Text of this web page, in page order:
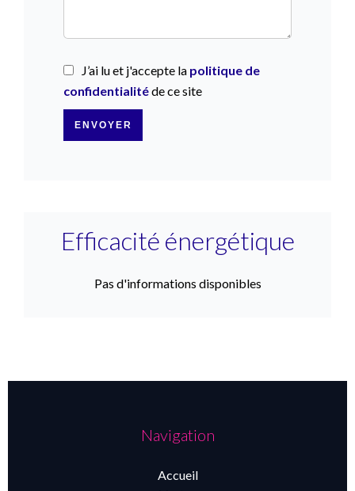
J’ai lu et j'accepte la politique de
confidentialitéde ce site
ENVOYER
Efficacité énergétique
Pas d'informations disponibles
Navigation
Accueil